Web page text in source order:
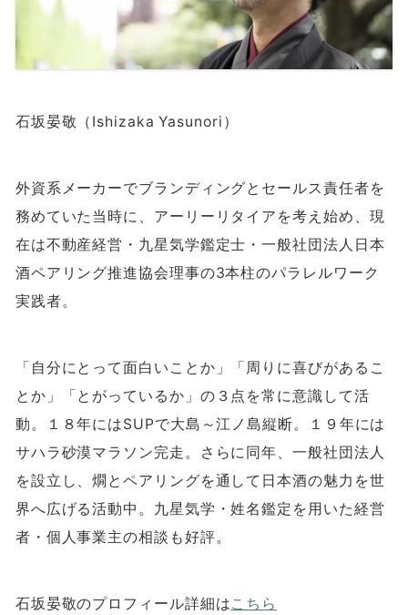
石坂晏敬（Ishizaka Yasunori）
外資系メーカーでブランディングとセールス責任者を
務めていた当時に、アーリーリタイアを考え始め、現
在は不動産経営・九星気学鑑定士・一般社団法人日本
酒ペアリング推進協会理事の3本柱のパラレルワーク
実践者。
「自分にとって面白いことか」「周りに喜びがあるこ
とか」「とがっているか」の３点を常に意識して活
動。１８年にはSUPで大島～江ノ島縦断。１９年には
サハラ砂漠マラソン完走。さらに同年、一般社団法人
を設立し、燗とペアリングを通して日本酒の魅力を世
界へ広げる活動中。九星気学・姓名鑑定を用いた経営
者・個人事業主の相談も好評。
石坂晏敬のプロフィール詳細はこちら